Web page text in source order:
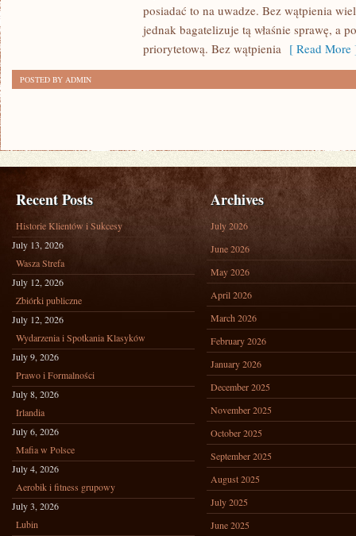
BARDZO
posiadać to na uwadze. Bez wątpienia
jednak bagatelizuje tą właśnie sprawę, a
priorytetową. Bez wątpienia [ Read More
POSTED BY ADMIN
Recent Posts
Historie Klientów i Sukcesy
July 13, 2026
Wasza Strefa
July 12, 2026
Zbiórki publiczne
July 12, 2026
Wydarzenia i Spotkania Klasyków
July 9, 2026
Prawo i Formalności
July 8, 2026
Irlandia
July 6, 2026
Mafia w Polsce
July 4, 2026
Aerobik i fitness grupowy
July 3, 2026
Lubin
Archives
July 2026
June 2026
May 2026
April 2026
March 2026
February 2026
January 2026
December 2025
November 2025
October 2025
September 2025
August 2025
July 2025
June 2025